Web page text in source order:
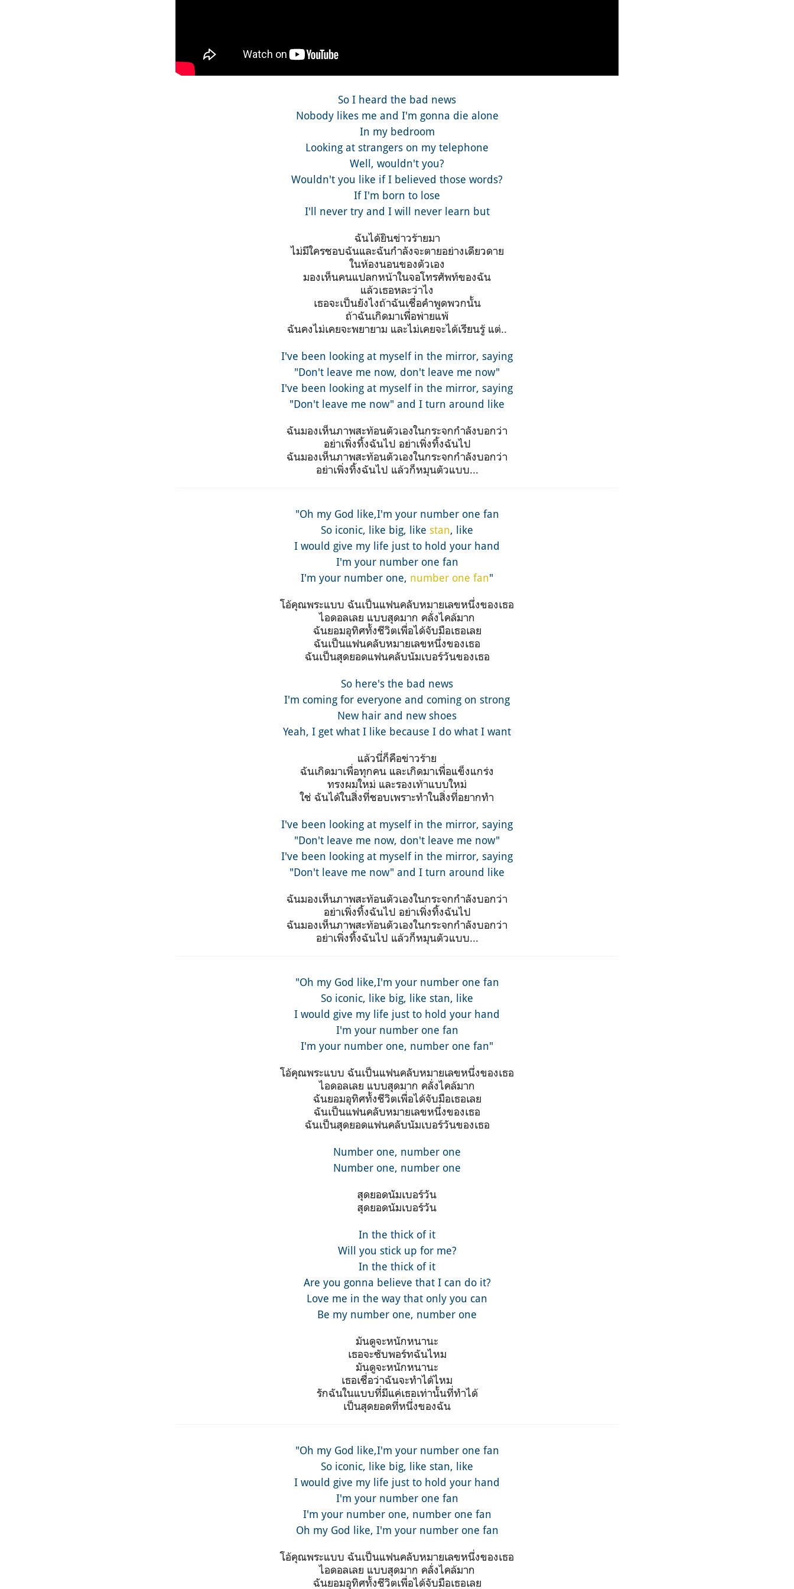
So I heard the bad news
Nobody likes me and I'm gonna die alone
In my bedroom
Looking at strangers on my telephone
Well, wouldn't you?
Wouldn't you like if I believed those words?
If I'm born to lose
I'll never try and I will never learn but
ฉันได้ยินข่าวร้ายมา
ไม่มีใครชอบฉันและฉันกำลังจะตายอย่างเดียวดาย
ในห้องนอนของตัวเอง
มองเห็นคนแปลกหน้าในจอโทรศัพท์ของฉัน
แล้วเธอหละว่าไง
เธอจะเป็นยังไงถ้าฉันเชื่อคำพูดพวกนั้น
ถ้าฉันเกิดมาเพื่อพ่ายแพ้
ฉันคงไม่เคยจะพยายาม และไม่เคยจะได้เรียนรู้ แต่..
I've been looking at myself in the mirror, saying
"Don't leave me now, don't leave me now"
I've been looking at myself in the mirror, saying
"Don't leave me now" and I turn around like
ฉันมองเห็นภาพสะท้อนตัวเองในกระจกกำลังบอกว่า
อย่าเพิ่งทิ้งฉันไป อย่าเพิ่งทิ้งฉันไป
ฉันมองเห็นภาพสะท้อนตัวเองในกระจกกำลังบอกว่า
อย่าเพิ่งทิ้งฉันไป แล้วก็หมุนตัวแบบ...
"Oh my God like,I'm your number one fan
So iconic, like big, like stan, like
I would give my life just to hold your hand
I'm your number one fan
I'm your number one, number one fan"
โอ้คุณพระแบบ ฉันเป็นแฟนคลับหมายเลขหนึ่งของเธอ
ไอดอลเลย แบบสุดมาก คลั่งไคล้มาก
ฉันยอมอุทิศทั้งชีวิตเพื่อได้จับมือเธอเลย
ฉันเป็นแฟนคลับหมายเลขหนึ่งของเธอ
ฉันเป็นสุดยอดแฟนคลับนัมเบอร์วันของเธอ
So here's the bad news
I'm coming for everyone and coming on strong
New hair and new shoes
Yeah, I get what I like because I do what I want
แล้วนี่ก็คือข่าวร้าย
ฉันเกิดมาเพื่อทุกคน และเกิดมาเพื่อแข็งแกร่ง
ทรงผมใหม่ และรองเท้าแบบใหม่
ใช่ ฉันได้ในสิ่งที่ชอบเพราะทำในสิ่งที่อยากทำ
I've been looking at myself in the mirror, saying
"Don't leave me now, don't leave me now"
I've been looking at myself in the mirror, saying
"Don't leave me now" and I turn around like
ฉันมองเห็นภาพสะท้อนตัวเองในกระจกกำลังบอกว่า
อย่าเพิ่งทิ้งฉันไป อย่าเพิ่งทิ้งฉันไป
ฉันมองเห็นภาพสะท้อนตัวเองในกระจกกำลังบอกว่า
อย่าเพิ่งทิ้งฉันไป แล้วก็หมุนตัวแบบ...
"Oh my God like,I'm your number one fan
So iconic, like big, like stan, like
I would give my life just to hold your hand
I'm your number one fan
I'm your number one, number one fan"
โอ้คุณพระแบบ ฉันเป็นแฟนคลับหมายเลขหนึ่งของเธอ
ไอดอลเลย แบบสุดมาก คลั่งไคล้มาก
ฉันยอมอุทิศทั้งชีวิตเพื่อได้จับมือเธอเลย
ฉันเป็นแฟนคลับหมายเลขหนึ่งของเธอ
ฉันเป็นสุดยอดแฟนคลับนัมเบอร์วันของเธอ
Number one, number one
Number one, number one
สุดยอดนัมเบอร์วัน
สุดยอดนัมเบอร์วัน
In the thick of it
Will you stick up for me?
In the thick of it
Are you gonna believe that I can do it?
Love me in the way that only you can
Be my number one, number one
มันดูจะหนักหนานะ
เธอจะซับพอร์ทฉันไหม
มันดูจะหนักหนานะ
เธอเชื่อว่าฉันจะทำได้ไหม
รักฉันในแบบที่มีแค่เธอเท่านั้นที่ทำได้
เป็นสุดยอดที่หนึ่งของฉัน
"Oh my God like,I'm your number one fan
So iconic, like big, like stan, like
I would give my life just to hold your hand
I'm your number one fan
I'm your number one, number one fan
Oh my God like, I'm your number one fan
โอ้คุณพระแบบ ฉันเป็นแฟนคลับหมายเลขหนึ่งของเธอ
ไอดอลเลย แบบสุดมาก คลั่งไคล้มาก
ฉันยอมอุทิศทั้งชีวิตเพื่อได้จับมือเธอเลย